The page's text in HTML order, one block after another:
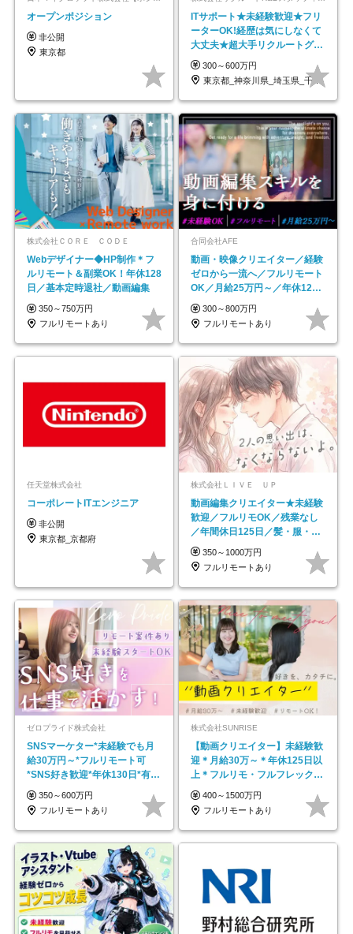
オープンポジション
非公開
東京都
ITサポート★未経験歓迎★フリ
ーターOK!経歴は気にしなくて
大丈夫★超大手リクルートグル
ープの正社員/sg
300～600万円
東京都_神奈川県_埼玉県_千葉県_大阪府…
株式会社ＣＯＲＥ ＣＯＤＥ
Webデザイナー◆HP制作＊フ
ルリモート＆副業OK！年休128
日／基本定時退社／動画編集
350～750万円
フルリモートあり
合同会社AFE
動画・映像クリエイター／経験
ゼロから一流へ／フルリモート
OK／月給25万円～／年休125
日以上
300～800万円
フルリモートあり
任天堂株式会社
コーポレートITエンジニア
非公開
東京都_京都府
株式会社ＬＩＶＥ ＵＰ
動画編集クリエイター★未経験
歓迎／フルリモOK／残業なし
／年間休日125日／髪・服・ネ
イル自由／研修充実で安心
350～1000万円
フルリモートあり
ゼロプライド株式会社
SNSマーケター*未経験でも月
給30万円～*フルリモート可
*SNS好き歓迎*年休130日*有休
取得率100%
350～600万円
フルリモートあり
株式会社SUNRISE
【動画クリエイター】未経験歓
迎＊月給30万～＊年休125日以
上＊フルリモ・フルフレックス
◆10名の採用が決定◆
400～1500万円
フルリモートあり